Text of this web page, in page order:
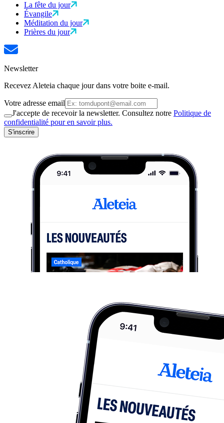
La fête du jour
Évangile
Méditation du jour
Prières du jour
Newsletter
Recevez Aleteia chaque jour dans votre boite e-mail.
Votre adresse email
J'accepte de recevoir la newsletter. Consultez notre Politique de
confidentialité pour en savoir plus.
S'inscrire